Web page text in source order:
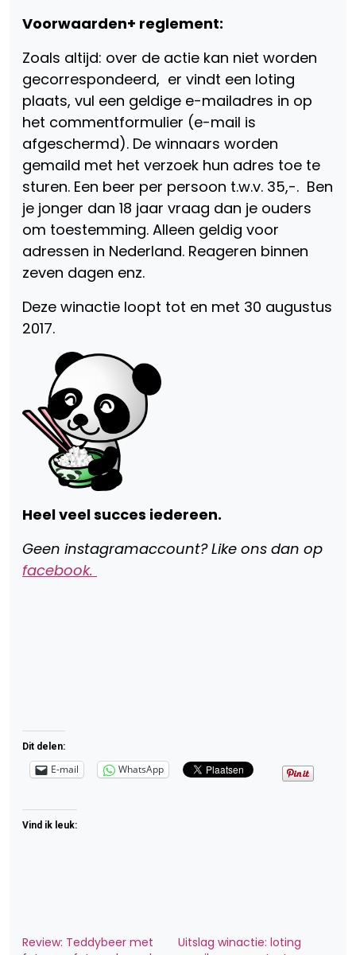
Voorwaarden+ reglement:
Zoals altijd: over de actie kan niet worden
gecorrespondeerd, er vindt een loting
plaats, vul een geldige e-mailadres in op
het commentformulier (e-mail is
afgeschermd). De winnaars worden
gemaild met het verzoek hun adres toe te
sturen. Een beer per persoon t.w.v. 35,-. Ben
je jonger dan 18 jaar vraag dan je ouders
om toestemming. Alleen geldig voor
adressen in Nederland. Reageren binnen
zeven dagen enz.
Deze winactie loopt tot en met 30 augustus
2017.
Heel veel succes iedereen.
Geen instagramaccount? Like ons dan op
facebook.
Dit delen:
E-mail WhatsApp
Vind ik leuk:
Review: Teddybeer met
Uitslag winactie: loting